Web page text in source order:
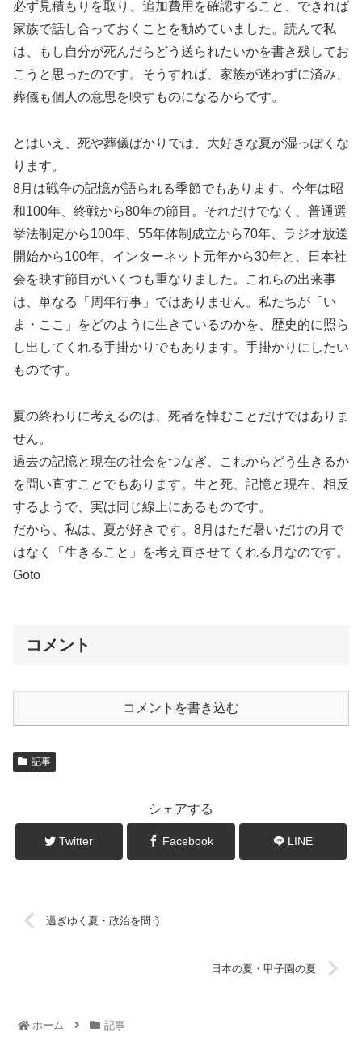
必ず見積もりを取り、追加費用を確認すること、できれば
家族で話し合っておくことを勧めていました。読んで私
は、もし自分が死んだらどう送られたいかを書き残してお
こうと思ったのです。そうすれば、家族が迷わずに済み、
葬儀も個人の意思を映すものになるからです。
とはいえ、死や葬儀ばかりでは、大好きな夏が湿っぽくな
ります。
8月は戦争の記憶が語られる季節でもあります。今年は昭
和100年、終戦から80年の節目。それだけでなく、普通選
挙法制定から100年、55年体制成立から70年、ラジオ放送
開始から100年、インターネット元年から30年と、日本社
会を映す節目がいくつも重なりました。これらの出来事
は、単なる「周年行事」ではありません。私たちが「い
ま・ここ」をどのように生きているのかを、歴史的に照ら
し出してくれる手掛かりでもあります。手掛かりにしたい
ものです。
夏の終わりに考えるのは、死者を悼むことだけではありま
せん。
過去の記憶と現在の社会をつなぎ、これからどう生きるか
を問い直すことでもあります。生と死、記憶と現在、相反
するようで、実は同じ線上にあるものです。
だから、私は、夏が好きです。8月はただ暑いだけの月で
はなく「生きること」を考え直させてくれる月なのです。
Goto
コメント
コメントを書き込む
記事
シェアする
Twitter Facebook LINE
過ぎゆく夏・政治を問う
日本の夏・甲子園の夏
ホーム 記事